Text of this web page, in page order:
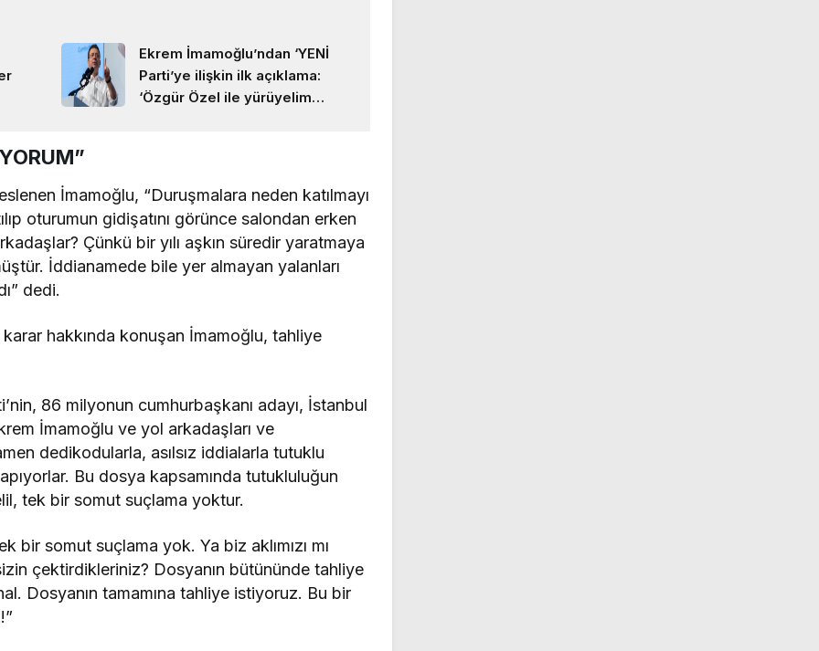
Ekrem İmamoğlu’ndan ‘YENİ
Parti’ye ilişkin ilk açıklama:
‘Özgür Özel ile yürüyelim
İmamoğlu, “Duruşmalara neden katılmayı
oturumun gidişatını görünce salondan erken
Çünkü bir yılı aşkın süredir yaratmaya
İddianamede bile yer almayan yalanları
dedi.
hakkında konuşan İmamoğlu, tahliye
86 milyonun cumhurbaşkanı adayı, İstanbul
İmamoğlu ve yol arkadaşları ve
dedikodularla, asılsız iddialarla tutuklu
Bu dosya kapsamında tutukluluğun
tek bir somut suçlama yoktur.
somut suçlama yok. Ya biz aklımızı mı
çektirdikleriniz? Dosyanın bütününde tahliye
Dosyanın tamamına tahliye istiyoruz. Bu bir